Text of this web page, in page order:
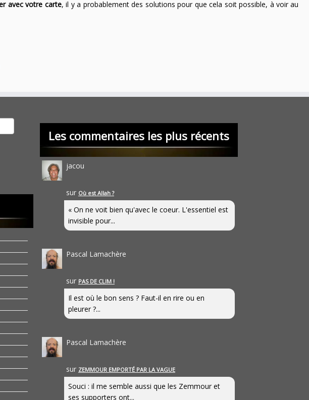
avec votre carte, il y a probablement des solutions pour que cela soit possible, à voir au
Les commentaires les plus récents
jacou
sur Où est Allah ?
« On ne voit bien qu'avec le coeur. L'essentiel est
invisible pour...
Pascal Lamachère
sur PAS DE CLIM !
Il est où le bon sens ? Faut-il en rire ou en
pleurer ?...
Pascal Lamachère
sur ZEMMOUR EMPORTÉ PAR LA VAGUE
Souci : il me semble aussi que les Zemmour et
ses supporters ont...